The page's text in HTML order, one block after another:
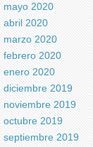
mayo 2020
abril 2020
marzo 2020
febrero 2020
enero 2020
diciembre 2019
noviembre 2019
octubre 2019
septiembre 2019